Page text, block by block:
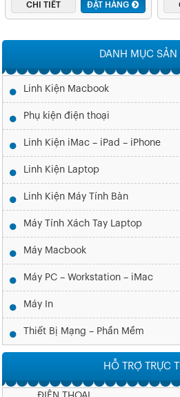
CHI TIẾT ĐẶT HÀNG
DANH MỤC SẢN
Linh Kiện Macbook
Phụ kiện điện thoại
Linh Kiện iMac – iPad – iPhone
Linh Kiện Laptop
Linh Kiện Máy Tính Bàn
Máy Tính Xách Tay Laptop
Máy Macbook
Máy PC – Workstation – iMac
Máy In
Thiết Bị Mạng – Phần Mềm
HỖ TRỢ TRỰC